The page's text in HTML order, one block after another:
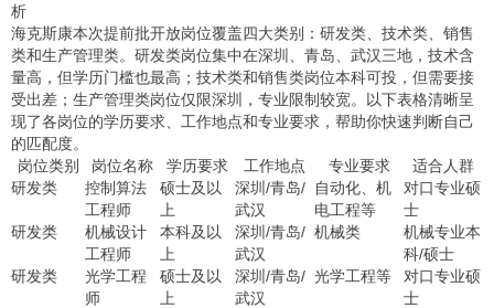
析
海克斯康本次提前批开放岗位覆盖四大类别：研发类、技术类、销售
类和生产管理类。研发类岗位集中在深圳、青岛、武汉三地，技术含
量高，但学历门槛也最高；技术类和销售类岗位本科可投，但需要接
受出差；生产管理类岗位仅限深圳，专业限制较宽。以下表格清晰呈
现了各岗位的学历要求、工作地点和专业要求，帮助你快速判断自己
的匹配度。
岗位类别
岗位名称 学历要求 工作地点 专业要求
适合人群
研发类
控制算法
工程师
硕士及以
上
深圳/青岛/
武汉
自动化、机
电工程等
对口专业硕
士
研发类
机械设计
工程师
本科及以
上
深圳/青岛/
武汉
机械类
机械专业本
科/硕士
研发类
光学工程
师
硕士及以
上
深圳/青岛/
武汉
光学工程等
对口专业硕
士